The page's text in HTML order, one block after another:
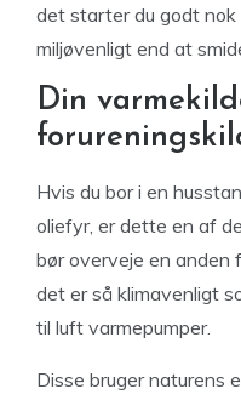
det starter du godt nok
miljøvenligt end at
Din
Hvis du bor i en
oliefyr, er dette en af
bør overveje en anden
det er så klimavenligt
til luft varmepumper.
Disse bruger naturens